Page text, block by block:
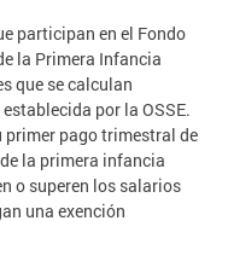
participan en el Fondo
la Primera Infancia
que se calculan
por la OSSE.
primer pago trimestral de
la primera infancia
o superen los salarios
una exención